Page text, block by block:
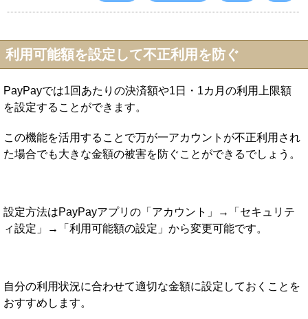
利用可能額を設定して不正利用を防ぐ
PayPayでは1回あたりの決済額や1日・1カ月の利用上限額
を設定することができます。
この機能を活用することで万が一アカウントが不正利用され
た場合でも大きな金額の被害を防ぐことができるでしょう。
設定方法はPayPayアプリの「アカウント」→「セキュリテ
ィ設定」→「利用可能額の設定」から変更可能です。
自分の利用状況に合わせて適切な金額に設定しておくことを
おすすめします。